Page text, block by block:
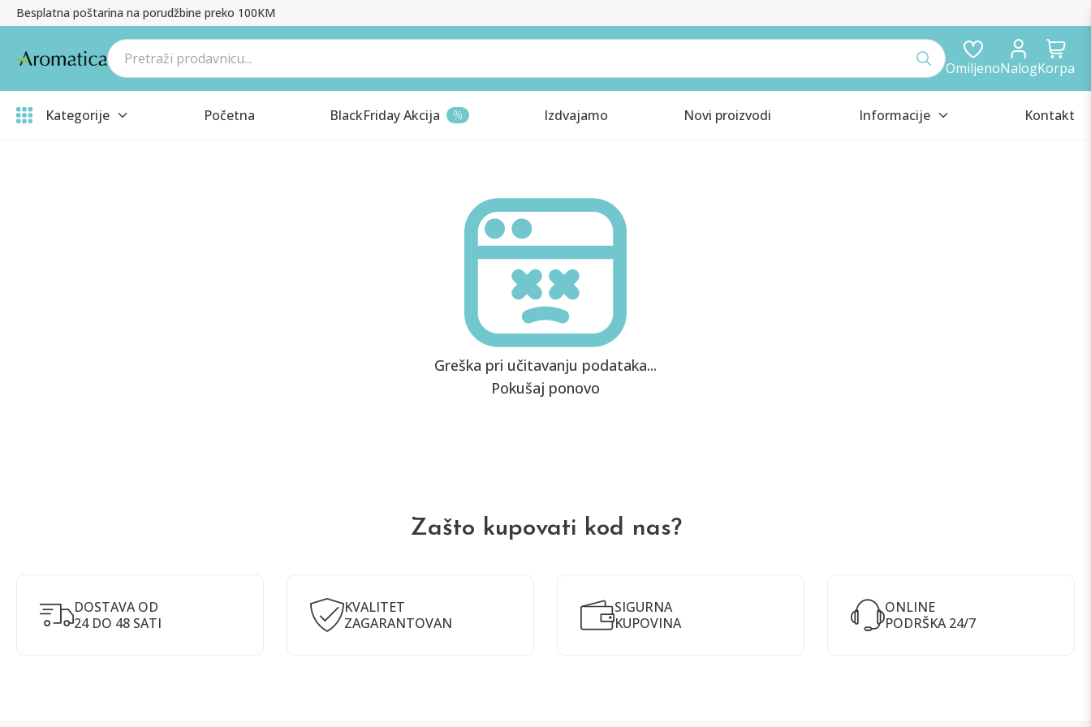
Besplatna poštarina na porudžbine preko 100KM
OmiljenoNalogKorpa
Kategorije Početna BlackFriday Akcija % Izdvajamo Novi proizvodi Informacije Kontakt
Greška pri učitavanju podataka...
Pokušaj ponovo
Zašto kupovati kod nas?
DOSTAVA OD
24 DO 48 SATI
KVALITET
ZAGARANTOVAN
SIGURNA
KUPOVINA
ONLINE
PODRŠKA 24/7